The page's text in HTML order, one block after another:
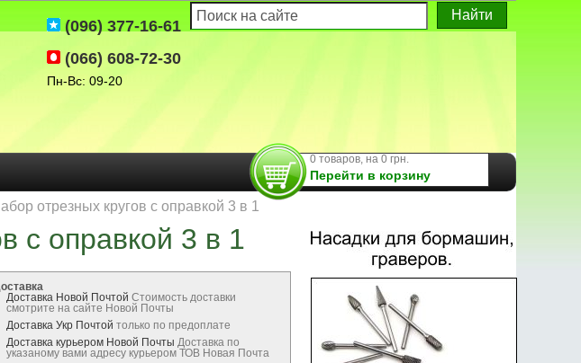
(096) 377-16-61
(066) 608-72-30
Пн-Вс: 09-20
0 товаров, на 0 грн.
Перейти в корзину
отрезных кругов с оправкой 3 в 1
с оправкой 3 в 1
Доставка Новой Почтой Стоимость доставки
смотрите на сайте Новой Почты
Доставка Укр Почтой только по предоплате
Доставка курьером Новой Почты Доставка по
указаному вами адресу курьером ТОВ Новая Почта